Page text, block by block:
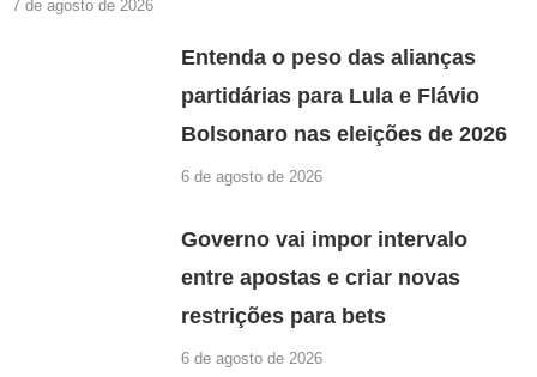
7 de agosto de 2026
Entenda o peso das alianças
partidárias para Lula e Flávio
Bolsonaro nas eleições de 2026
6 de agosto de 2026
Governo vai impor intervalo
entre apostas e criar novas
restrições para bets
6 de agosto de 2026